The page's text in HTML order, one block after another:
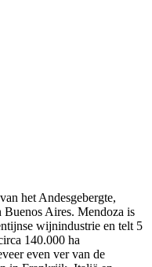
het Andesgebergte,
Buenos Aires. Mendoza is
wijnindustrie en telt 5
140.000 ha
even ver van de